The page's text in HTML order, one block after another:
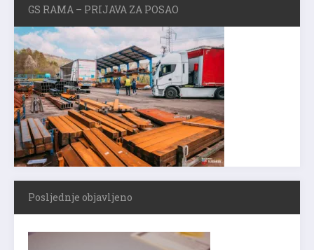
GS RAMA – PRIJAVA ZA POSAO
Posljednje objavljeno